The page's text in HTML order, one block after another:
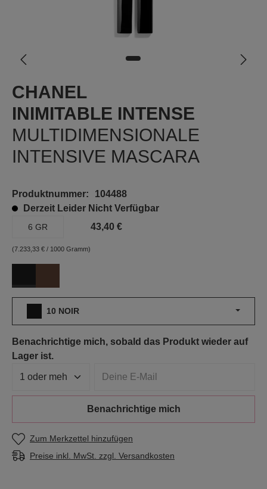
CHANEL
INIMITABLE INTENSE
MULTIDIMENSIONALE
INTENSIVE MASCARA
Produktnummer:
104488
Derzeit Leider Nicht Verfügbar
6 GR
(7.233,33 € / 1000 Gramm)
43,40 €
10 NOIR
Benachrichtige mich, sobald das Produkt wieder auf
Lager ist.
Benachrichtige mich
Zum Merkzettel hinzufügen
Preise inkl. MwSt. zzgl. Versandkosten